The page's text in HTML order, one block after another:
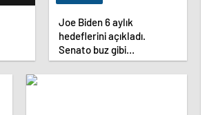
Joe Biden 6 aylık
hedeflerini açıkladı.
Senato buz gibi…